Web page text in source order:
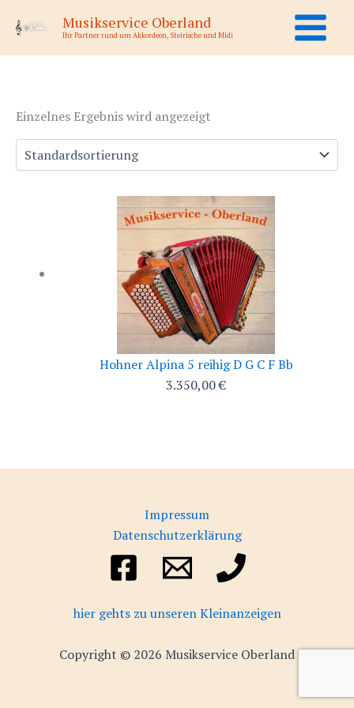
Inhalt
Musikservice Oberland
Ihr Partner rund um Akkordeon, Steirische und Midi
Einzelnes Ergebnis wird angezeigt
Hohner Alpina 5 reihig D G C F Bb
3.350,00€
Impressum
Datenschutzerklärung
hier gehts zu unseren Kleinanzeigen
Copyright © 2026 Musikservice Oberland